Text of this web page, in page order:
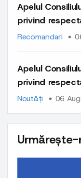
Apelul
privind
normelor
comunicatelor
Recomandari
Apelul
privind
normelor
caracter
comunicatelor
Noutăți 06